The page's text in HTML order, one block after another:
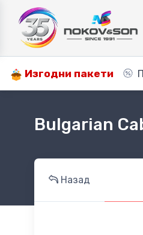
Изгодни пакети
Bulgarian
Назад